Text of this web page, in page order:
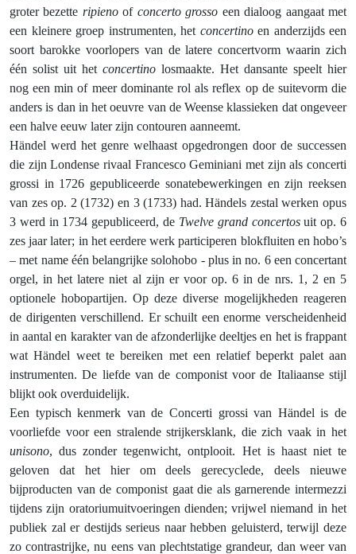
groter bezette ripienoof concerto grosso een dialoog aangaat met
een kleinere groep instrumenten, het concertinoen anderzijds een
soort barokke voorlopers van de latere concertvorm waarin zich
één solist uit het concertino losmaakte. Het dansante speelt hier
nog een min of meer dominante rol als reflex op de suitevorm die
anders is dan in het oeuvre van de Weense klassieken dat ongeveer
een halve eeuw later zijn contouren aanneemt.
Händel werd het genre welhaast opgedrongen door de successen
die zijn Londense rivaal Francesco Geminiani met zijn als concerti
grossi in 1726 gepubliceerde sonatebewerkingen en zijn reeksen
van zes op. 2 (1732) en 3 (1733) had. Händels zestal werken opus
3 werd in 1734 gepubliceerd, de Twelve grand concertosuit op. 6
zes jaar later; in het eerdere werk participeren blokfluiten en hobo’s
– met name één belangrijke solohobo - plus in no. 6 een concertant
orgel, in het latere niet al zijn er voor op. 6 in de nrs. 1, 2 en 5
optionele hobopartijen. Op deze diverse mogelijkheden reageren
de dirigenten verschillend. Er schuilt een enorme verscheidenheid
in aantal en karakter van de afzonderlijke deeltjes en het is frappant
wat Händel weet te bereiken met een relatief beperkt palet aan
instrumenten. De liefde van de componist voor de Italiaanse stijl
blijkt ook overduidelijk.
Een typisch kenmerk van de Concerti grossi van Händel is de
voorliefde voor een stralende strijkersklank, die zich vaak in het
unisono, dus zonder tegenwicht, ontplooit. Het is haast niet te
geloven dat het hier om deels gerecyclede, deels nieuwe
bijproducten van de componist gaat die als garnerende intermezzi
tijdens zijn oratoriumuitvoeringen dienden; vrijwel niemand in het
publiek zal er destijds serieus naar hebben geluisterd, terwijl deze
zo contrastrijke, nu eens van plechtstatige grandeur, dan weer van